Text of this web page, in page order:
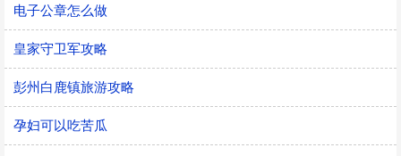
电子公章怎么做
皇家守卫军攻略
彭州白鹿镇旅游攻略
孕妇可以吃苦瓜